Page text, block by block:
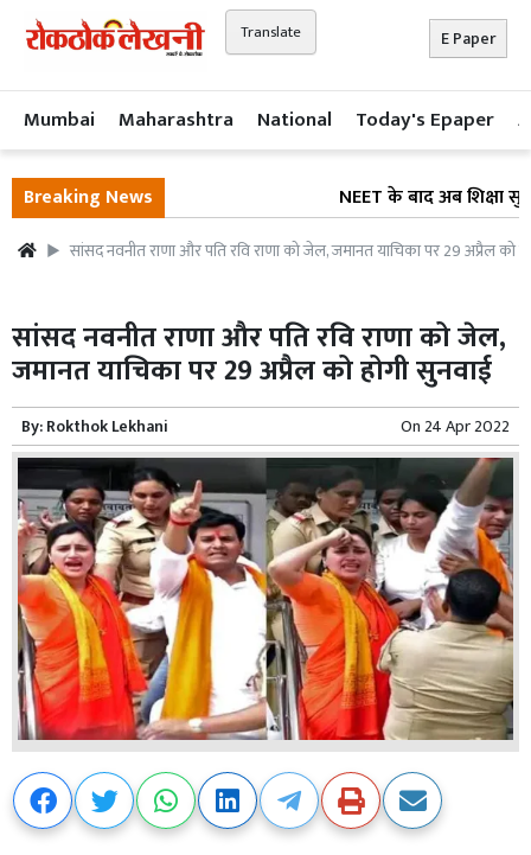
Translate E Paper
Mumbai Maharashtra National Today's Epaper
Breaking News NEET के बाद अब शिक्षा
सांसद नवनीत राणा और पति रवि राणा को जेल, जमानत याचिका पर 29 अप्रैल को
सांसद नवनीत राणा और पति रवि राणा को जेल,
जमानत याचिका पर 29 अप्रैल को होगी सुनवाई
By:Rokthok Lekhani On24 Apr 2022